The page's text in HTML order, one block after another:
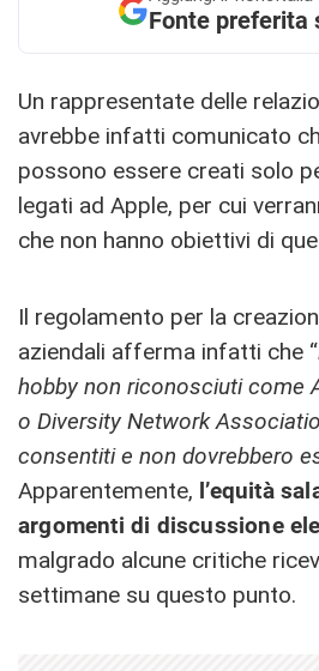
Fonte preferita
Un rappresentate delle
avrebbe infatti comunicato
possono essere creati solo
legati ad Apple, per cui
che non hanno obiettivi di
Il regolamento per la
aziendali afferma infatti che “
hobby non riconosciuti come
o Diversity Network
consentiti e non dovrebbero
Apparentemente, l’equità
argomenti di discussione
malgrado alcune critiche
settimane su questo punto.